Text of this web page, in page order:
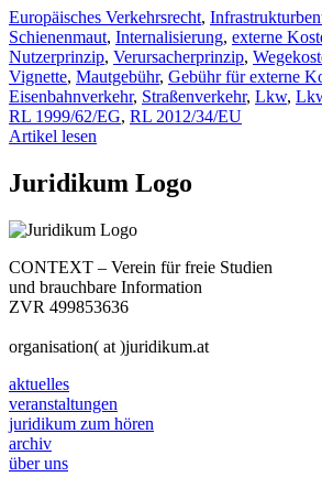
Europäisches Verkehrsrecht,
Schienenmaut, Internalisierung, externe
Nutzerprinzip, Verursacherprinzip,
Vignette, Mautgebühr, Gebühr für externe
Eisenbahnverkehr, Straßenverkehr, Lkw,
RL 1999/62/EG, RL 2012/34/EU
Artikel lesen
Juridikum Logo
CONTEXT – Verein für freie Studien
und brauchbare Information
ZVR 499853636
organisation( at )juridikum.at
aktuelles
veranstaltungen
juridikum zum hören
archiv
über uns